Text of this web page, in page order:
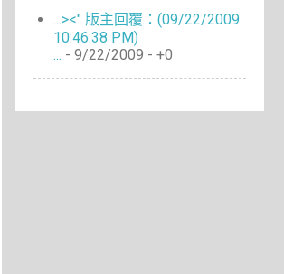
...><" 版主回覆：(09/22/2009
10:46:38 PM)
... - 9/22/2009 - +0